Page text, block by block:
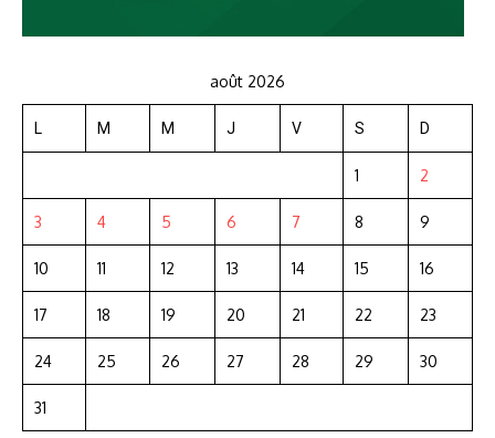
août 2026
L M M J V S D
1 2
3 4 5 6 7 8 9
10 11 12 13 14 15 16
17 18 19 20 21 22 23
24 25 26 27 28 29 30
31